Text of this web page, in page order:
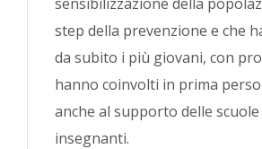
step della prevenzione e che
da subito i più giovani, con
hanno coinvolti in prima
anche al supporto delle scuole
insegnanti.